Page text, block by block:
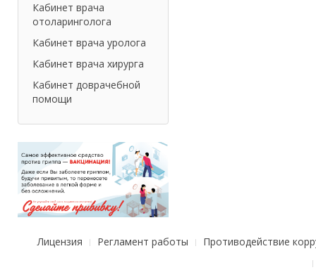
Кабинет врача
отоларинголога
Кабинет врача уролога
Кабинет врача хирурга
Кабинет доврачебной
помощи
Лицензия Регламент работы Противодействие